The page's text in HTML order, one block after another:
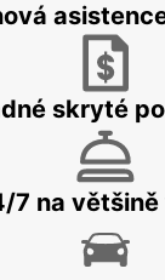
skryté
7 na